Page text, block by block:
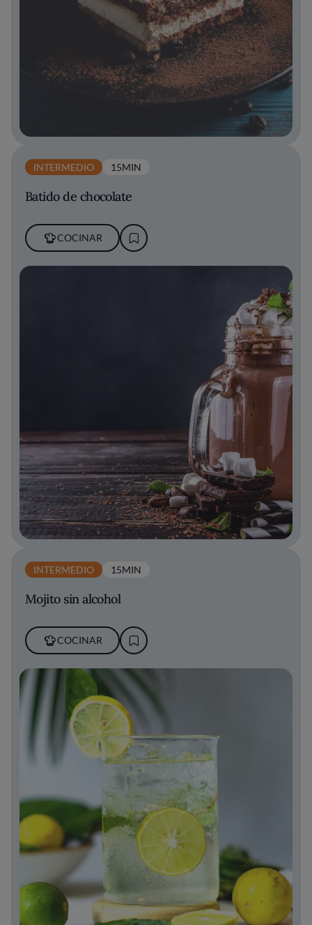
INTERMEDIO 15MIN
Batido de chocolate
COCINAR
INTERMEDIO 15MIN
Mojito sin alcohol
COCINAR